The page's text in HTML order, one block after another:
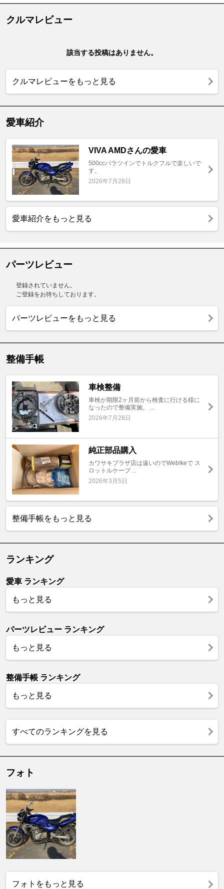
クルマレビュー
該当する投稿はありません。
クルマレビューをもっと見る
愛車紹介
VIVA AMDさんの愛車
500ccパラツインでトルクフルで楽しいで
す。
2026年7月28日
愛車紹介をもっと見る
パーツレビュー
登録されていません。
ご登録をお待ちしております。
パーツレビューをもっと見る
整備手帳
車検整備
車検が期限2ヶ月前から検査に行ける様に
なったので整備実施。 ...
2026年7月28日
純正部品購入
カワサキプラザ店は遠いのでWeb!keで ス
ロットルケーブ ...
2026年3月5日
整備手帳をもっと見る
ランキング
愛車 ランキング
もっと見る
パーツレビュー ランキング
もっと見る
整備手帳 ランキング
もっと見る
すべてのランキングを見る
フォト
フォトをもっと見る